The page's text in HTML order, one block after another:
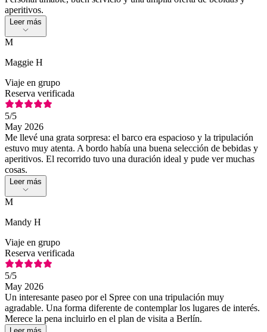
aperitivos.
Leer más
M
Maggie H
Viaje en grupo
Reserva verificada
5/5
May 2026
Me llevé una grata sorpresa: el barco era espacioso y la tripulación
estuvo muy atenta. A bordo había una buena selección de bebidas y
aperitivos. El recorrido tuvo una duración ideal y pude ver muchas
cosas.
Leer más
M
Mandy H
Viaje en grupo
Reserva verificada
5/5
May 2026
Un interesante paseo por el Spree con una tripulación muy
agradable. Una forma diferente de contemplar los lugares de interés.
Merece la pena incluirlo en el plan de visita a Berlín.